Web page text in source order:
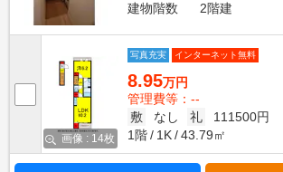
建物階数
2階建
画像 : 14枚
写真充実 インターネット無料
8.95万円
管理費等：--
敷
なし 礼
111500円
1階
1K 43.79㎡